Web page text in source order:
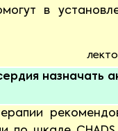
в
назначать